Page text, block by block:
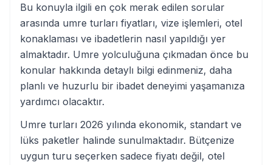
Bu konuyla ilgili en çok merak edilen sorular
arasında umre turları fiyatları, vize işlemleri, otel
konaklaması ve ibadetlerin nasıl yapıldığı yer
almaktadır. Umre yolculuğuna çıkmadan önce bu
konular hakkında detaylı bilgi edinmeniz, daha
planlı ve huzurlu bir ibadet deneyimi yaşamanıza
yardımcı olacaktır.
Umre turları 2026 yılında ekonomik, standart ve
lüks paketler halinde sunulmaktadır. Bütçenize
uygun turu seçerken sadece fiyatı değil, otel